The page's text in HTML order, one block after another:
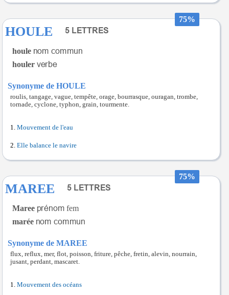
75%
HOULE
houle
houler
Synonyme de HOULE
roulis, tangage, vague, tempête, orage, bourrasque, ouragan, trombe,
tornade, cyclone, typhon, grain, tourmente.
Mouvement de l'eau
Elle balance le navire
75%
MAREE
Maree
fem
marée
Synonyme de MAREE
flux, reflux, mer, flot, poisson, friture, pêche, fretin, alevin, nourrain,
jusant, perdant, mascaret.
Mouvement des océans